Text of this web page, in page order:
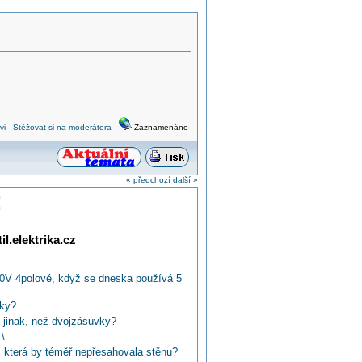
Stěžovat si na moderátora Zaznamenáno
« předchozí další »
4polové, když se dneska používá 5
než dvojzásuvky?
by téměř nepřesahovala stěnu?